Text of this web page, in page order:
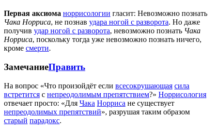
Первая аксиома норрисологии гласит: Невозможно познать
Чака Норриса, не познав удара ногой с разворота. Но даже
получив удар ногой с разворота, невозможно познать Чака
Норриса, поскольку тогда уже невозможно познать ничего,
кроме смерти.
ЗамечаниеПравить
На вопрос «Что произойдёт если всесокрушающая сила
встретится с непреодолимым препятствием?» Норрисология
отвечает просто: «Для Чака Норриса не существует
непреодолимых препятствий», разрушая таким образом
старый парадокс.